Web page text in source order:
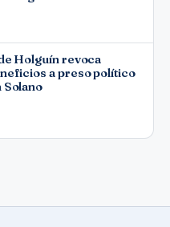
Holguín revoca
a preso político
Solano